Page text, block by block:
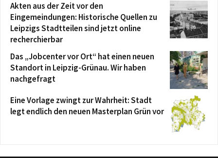
Akten aus der Zeit vor den
Eingemeindungen: Historische Quellen zu
Leipzigs Stadtteilen sind jetzt online
recherchierbar
Das „Jobcenter vor Ort“ hat einen neuen
Standort in Leipzig-Grünau. Wir haben
nachgefragt
Eine Vorlage zwingt zur Wahrheit: Stadt
legt endlich den neuen Masterplan Grün vor